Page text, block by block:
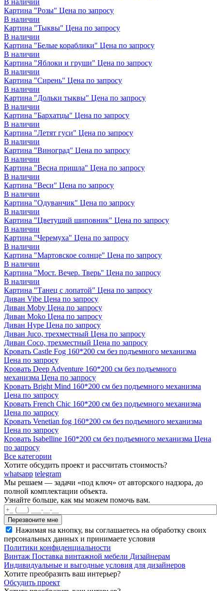
Картина "Розы" Цена по запросу
В наличии
Картина "Тыквы" Цена по запросу
В наличии
Картина "Белые кораблики" Цена по запросу
В наличии
Картина "Яблоки и груши" Цена по запросу
В наличии
Картина "Сирень" Цена по запросу
В наличии
Картина "Дольки тыквы" Цена по запросу
В наличии
Картина "Бархатцы" Цена по запросу
В наличии
Картина "Летят гуси" Цена по запросу
В наличии
Картина "Виноград" Цена по запросу
В наличии
Картина "Весна пришла" Цена по запросу
В наличии
Картина "Веси" Цена по запросу
В наличии
Картина "Одуванчик" Цена по запросу
В наличии
Картина "Цветущий шиповник" Цена по запросу
В наличии
Картина "Черемуха" Цена по запросу
В наличии
Картина "Мартовское солнце" Цена по запросу
В наличии
Картина "Мост. Вечер. Тверь" Цена по запросу
В наличии
Картина "Танец с лопатой" Цена по запросу
Диван Vibe Цена по запросу
Диван Moby Цена по запросу
Диван Moko Цена по запросу
Диван Hype Цена по запросу
Диван Juco, трехместный Цена по запросу
Диван Coco, трехместный Цена по запросу
Кровать Castle Fog 160*200 см без подъемного механизма
Цена по запросу
Кровать Deep Adventure 160*200 см без подъемного
механизма Цена по запросу
Кровать Bright Mind 160*200 см без подъемного механизма
Цена по запросу
Кровать French Chic 160*200 см без подъемного механизма
Цена по запросу
Кровать Venetian fog 160*200 см без подъемного механизма
Цена по запросу
Кровать Isabelline 160*200 см без подъемного механизма Цена
по запросу
Все категории
Хотите обсудить проект и рассчитать стоимость?
whatsapp telegram
Мы решаем — задачи «под ключ» от авторского надзора, до
полной комплектации объекта.
Узнайте больше, как мы можем помочь вам.
Нажимая на кнопку, вы соглашаетесь на обработку своих
персональных данных и принимаете условия
Политики конфиденциальности
Винтаж Поставка винтажной мебели Дизайнерам
Индивидуальные и выгодные условия для дизайнеров
Хотите преобразить ваш интерьер?
Обсудить проект